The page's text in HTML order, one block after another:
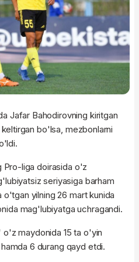
Jafar Bahodirovning kiritgan
bo'lsa, mezbonlarni
Pro-liga doirasida o'z
seriyasiga barham
yilning 26 mart kunida
mag'lubiyatga uchragandi.
maydonida 15 ta o'yin
6 durang qayd etdi.